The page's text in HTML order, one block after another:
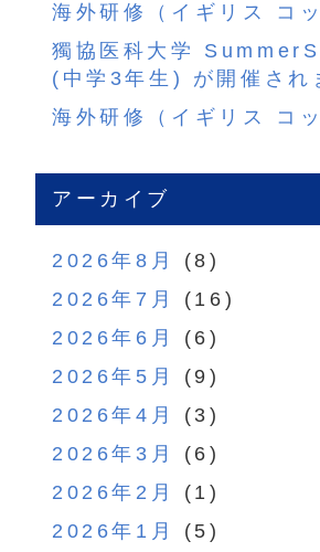
海外研修（イギリス コ
獨協医科大学
(中学3年生) が開催され
海外研修（イギリス コ
アーカイブ
2026年8月
(8)
2026年7月
(16)
2026年6月
(6)
2026年5月
(9)
2026年4月
(3)
2026年3月
(6)
2026年2月
(1)
2026年1月
(5)